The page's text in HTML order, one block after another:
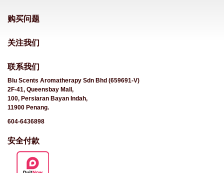
购买问题
关注我们
联系我们
Blu Scents Aromatherapy Sdn Bhd (659691-V)
2F-41, Queensbay Mall,
100, Persiaran Bayan Indah,
11900 Penang.
604-6436898
安全付款